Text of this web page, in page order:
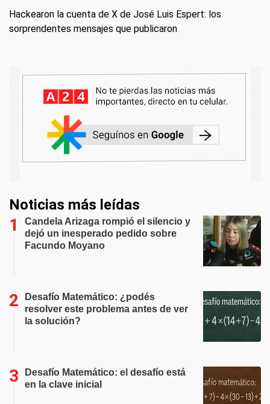
Hackearon la cuenta de X de José Luis Espert: los
sorprendentes mensajes que publicaron
Noticias más leídas
Candela Arizaga rompió el silencio y
dejó un inesperado pedido sobre
Facundo Moyano
Desafío Matemático: ¿podés
resolver este problema antes de ver
la solución?
Desafío Matemático: el desafío está
en la clave inicial